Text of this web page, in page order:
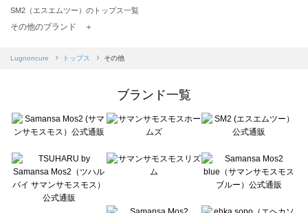
SM2（エスエムツー）のトップス一覧
TSUHARU by Samansa Mos2（ツハルバイサマンサモスモス）のトップス一覧
Samansa Mos2 blue（サマンサモスモス ブルー）のトップス一覧
sō4ū（ソウフォーユー）のトップス一覧
Te chichi（テチチ）のトップス一覧
Te chichi CLASSIC（テチチ クラシック）のトップス一覧
Lugnoncure（ルノンキュール）のトップス一覧
BETTY'S BLUE（べティーズブルー）のトップス一覧
Wpc.（ワールドパーティー）のトップス一覧
その他のブランド ＋
Lugnoncure トップス その他
ブランド一覧